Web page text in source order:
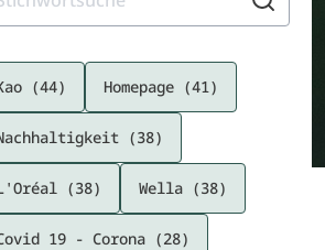
(44) Homepage (41)
(38)
(38) Wella (38)
19 - Corona (28)